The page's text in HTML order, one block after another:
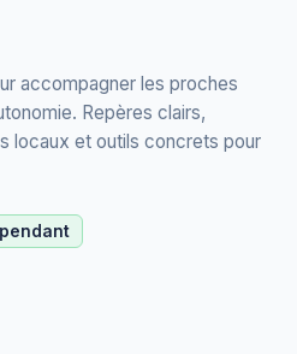
accompagner les proches
Repères clairs,
locaux et outils concrets pour